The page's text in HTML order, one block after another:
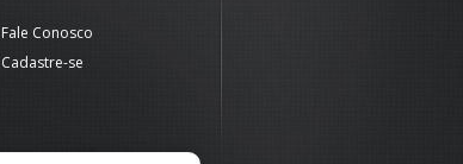
Fale Conosco
Cadastre-se